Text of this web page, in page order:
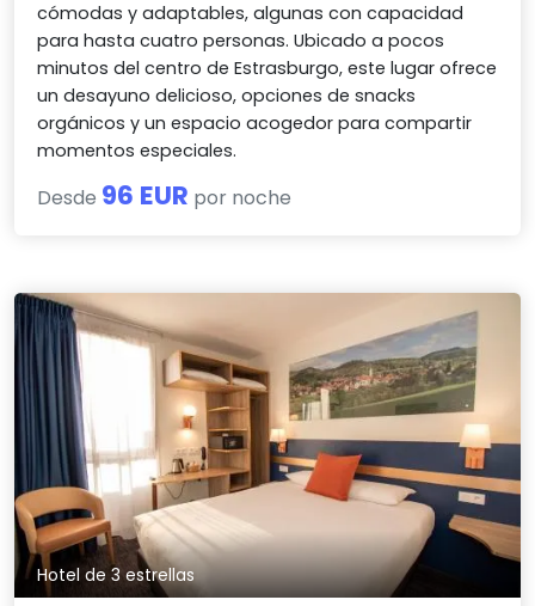
cómodas y adaptables, algunas con capacidad
para hasta cuatro personas. Ubicado a pocos
minutos del centro de Estrasburgo, este lugar ofrece
un desayuno delicioso, opciones de snacks
orgánicos y un espacio acogedor para compartir
momentos especiales.
Desde 96 EUR por noche
Hotel de 3 estrellas